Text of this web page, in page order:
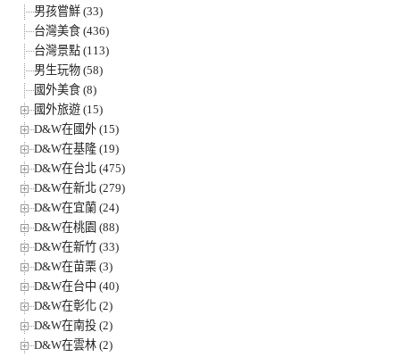
男孩嘗鮮 (33)
台灣美食 (436)
台灣景點 (113)
男生玩物 (58)
國外美食 (8)
國外旅遊 (15)
D&W在國外 (15)
D&W在基隆 (19)
D&W在台北 (475)
D&W在新北 (279)
D&W在宜蘭 (24)
D&W在桃園 (88)
D&W在新竹 (33)
D&W在苗栗 (3)
D&W在台中 (40)
D&W在彰化 (2)
D&W在南投 (2)
D&W在雲林 (2)